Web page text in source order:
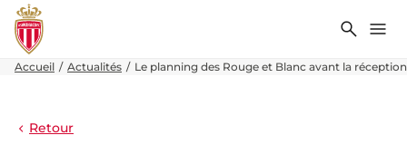
Accueil Actualités Le planning des Rouge et Blanc avant la
Retour